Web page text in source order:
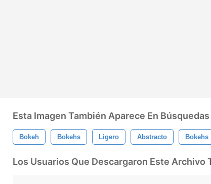
Esta Imagen También Aparece En Búsquedas
Bokeh Bokehs Ligero Abstracto Bokehs
Los Usuarios Que Descargaron Este Archivo